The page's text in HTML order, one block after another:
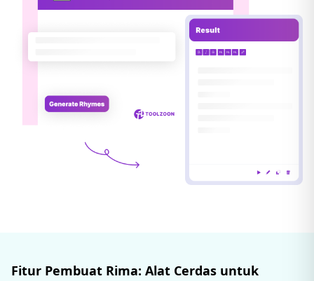
Fitur Pembuat Rima: Alat Cerdas untuk